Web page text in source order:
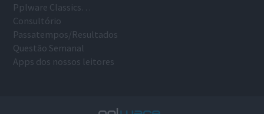
Pplware Classics…
Consultório
Passatempos/Resultados
Questão Semanal
Apps dos nossos leitores